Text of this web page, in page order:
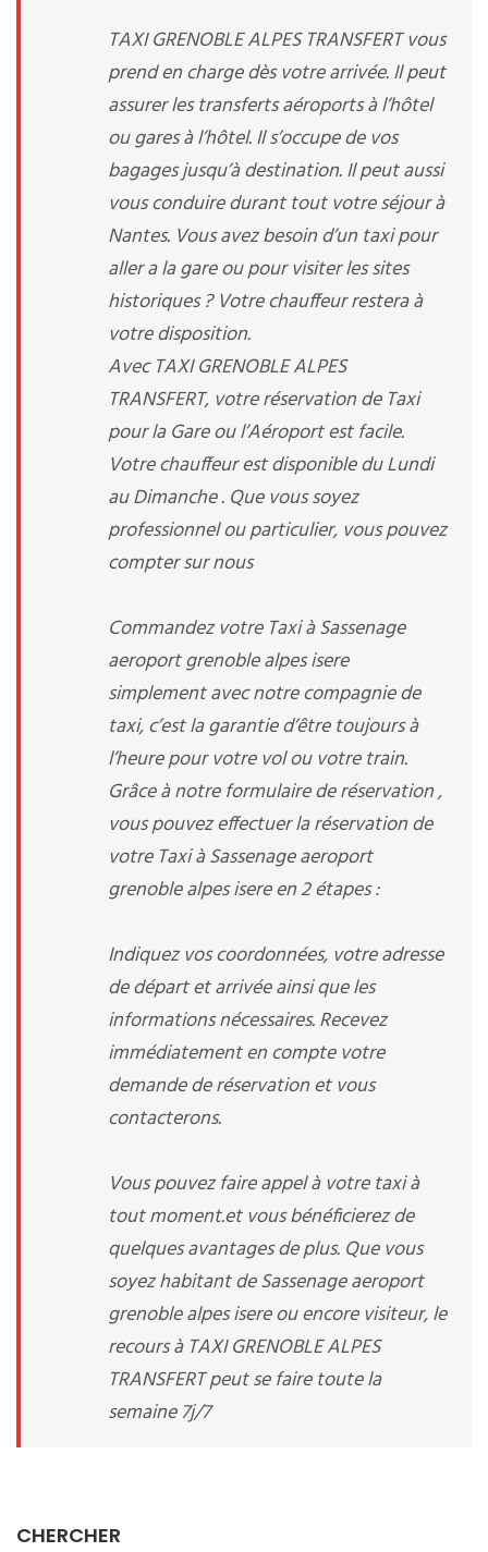
TAXI GRENOBLE ALPES TRANSFERT vous
prend en charge dès votre arrivée. Il peut
assurer les transferts aéroports à l’hôtel
ou gares à l’hôtel. Il s’occupe de vos
bagages jusqu’à destination. Il peut aussi
vous conduire durant tout votre séjour à
Nantes. Vous avez besoin d’un taxi pour
aller a la gare ou pour visiter les sites
historiques ? Votre chauffeur restera à
votre disposition.
Avec TAXI GRENOBLE ALPES
TRANSFERT, votre réservation de Taxi
pour la Gare ou l’Aéroport est facile.
Votre chauffeur est disponible du Lundi
au Dimanche . Que vous soyez
professionnel ou particulier, vous pouvez
compter sur nous
Commandez votre Taxi à Sassenage
aeroport grenoble alpes isere
simplement avec notre compagnie de
taxi, c’est la garantie d’être toujours à
l’heure pour votre vol ou votre train.
Grâce à notre formulaire de réservation ,
vous pouvez effectuer la réservation de
votre Taxi à Sassenage aeroport
grenoble alpes isere en 2 étapes :
Indiquez vos coordonnées, votre adresse
de départ et arrivée ainsi que les
informations nécessaires. Recevez
immédiatement en compte votre
demande de réservation et vous
contacterons.
Vous pouvez faire appel à votre taxi à
tout moment.et vous bénéficierez de
quelques avantages de plus. Que vous
soyez habitant de Sassenage aeroport
grenoble alpes isere ou encore visiteur, le
recours à TAXI GRENOBLE ALPES
TRANSFERT peut se faire toute la
semaine 7j/7
CHERCHER